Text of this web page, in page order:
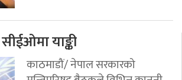
याङ्की
काठमाडौं/ नेपाल सरकारको